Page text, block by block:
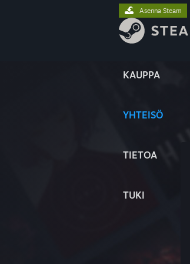
KAUPPA
YHTEISÖ
TIETOA
TUKI
Asenna Steam